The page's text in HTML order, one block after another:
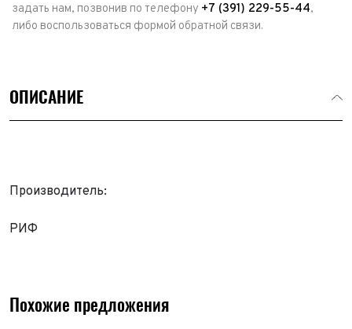
задать нам, позвонив по телефону +7 (391) 229-55-44,
либо воспользоваться формой обратной связи.
ОПИСАНИЕ
Производитель:
РИФ
Похожие предложения
Телефон*
ФИО*